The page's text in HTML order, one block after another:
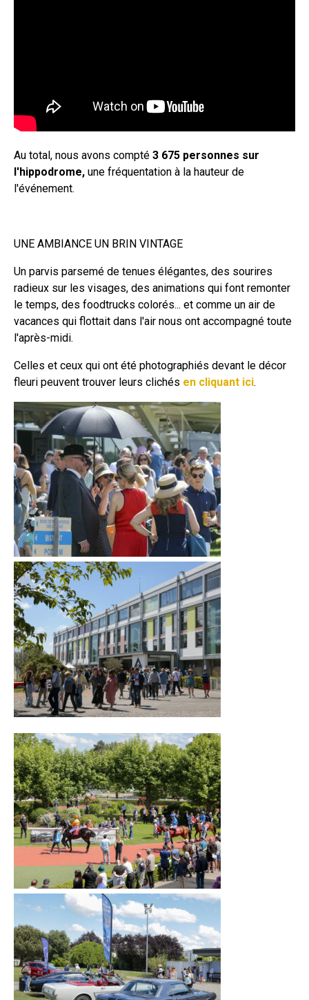
Au total, nous avons compté 3 675 personnes sur
l'hippodrome, une fréquentation à la hauteur de
l'événement.
UNE AMBIANCE UN BRIN VINTAGE
Un parvis parsemé de tenues élégantes, des sourires
radieux sur les visages, des animations qui font remonter
le temps, des foodtrucks colorés... et comme un air de
vacances qui flottait dans l'air nous ont accompagné toute
l'après-midi.
Celles et ceux qui ont été photographiés devant le décor
fleuri peuvent trouver leurs clichés en cliquant ici.